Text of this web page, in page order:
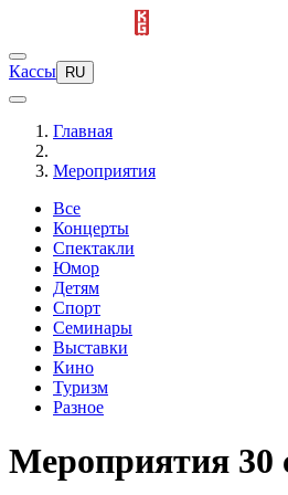
Кассы RU
Главная
Мероприятия
Все
Концерты
Спектакли
Юмор
Детям
Спорт
Семинары
Выставки
Кино
Туризм
Разное
Мероприятия 30